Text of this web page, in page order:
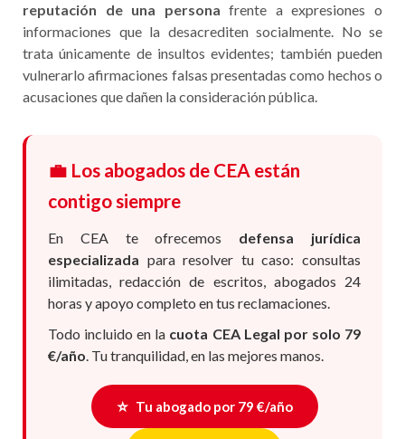
reputación de una persona frente a expresiones o
informaciones que la desacrediten socialmente. No se
trata únicamente de insultos evidentes; también pueden
vulnerarlo afirmaciones falsas presentadas como hechos o
acusaciones que dañen la consideración pública.
💼 Los abogados de CEA están
contigo siempre
En CEA te ofrecemos defensa jurídica
especializada para resolver tu caso: consultas
ilimitadas, redacción de escritos, abogados 24
horas y apoyo completo en tus reclamaciones.
Todo incluido en la cuota CEA Legal por solo 79
€/año. Tu tranquilidad, en las mejores manos.
⭐ Tu abogado por 79 €/año